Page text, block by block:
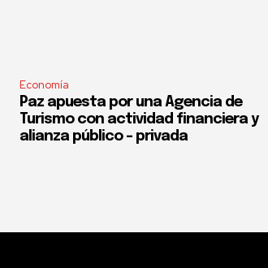
Economía
Paz apuesta por una Agencia de
Turismo con actividad financiera y
alianza público – privada